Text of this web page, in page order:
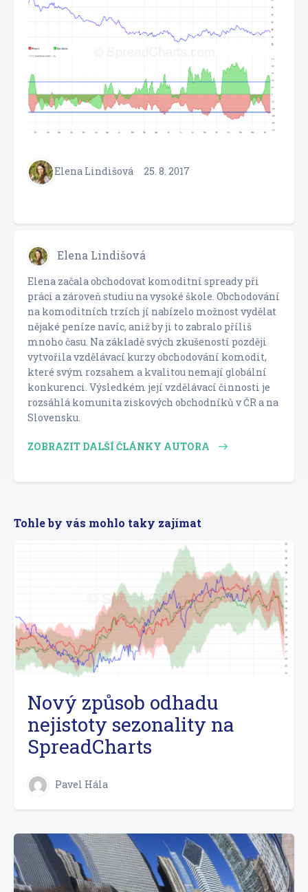
Elena Lindišová 25. 8. 2017
Elena Lindišová
Elena začala obchodovat komoditní spready při
práci a zároveň studiu na vysoké škole. Obchodování
na komoditních trzích jí nabízelo možnost vydělat
nějaké peníze navíc, aniž by ji to zabralo příliš
mnoho času. Na základě svých zkušeností později
vytvořila vzdělávací kurzy obchodování komodit,
které svým rozsahem a kvalitou nemají globální
konkurenci. Výsledkém její vzdělávací činnosti je
rozsáhlá komunita ziskových obchodníků v ČR a na
Slovensku.
ZOBRAZIT DALŠÍ ČLÁNKY AUTORA
Tohle by vás mohlo taky zajímat
Nový způsob odhadu
nejistoty sezonality na
SpreadCharts
Pavel Hála